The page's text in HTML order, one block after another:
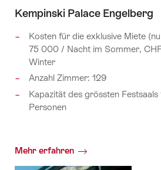
Kempinski Palace Engelberg
Kosten für die exklusive Miete
75 000 / Nacht im Sommer,
Winter
Anzahl Zimmer: 129
Kapazität des grössten
Personen
Mehr erfahren